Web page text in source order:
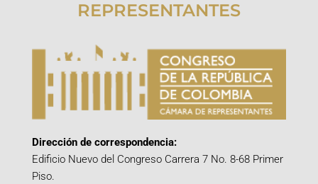
REPRESENTANTES
Dirección de correspondencia:
Edificio Nuevo del Congreso Carrera 7 No. 8-68 Primer
Piso.